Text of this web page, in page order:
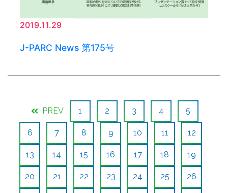
2019.11.29
J-PARC News 第175号
PREV 1 2 3 4 5
6 7 8 9 10 11 12
13 14 15 16 17 18 19
20 21 22 23 24 25 26